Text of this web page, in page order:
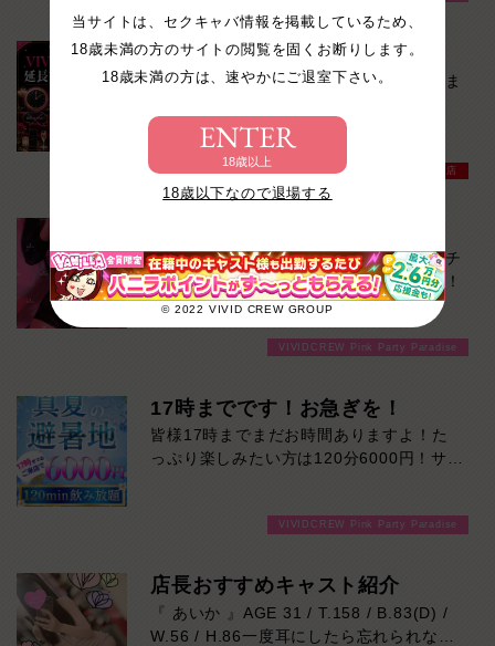
当サイトは、セクキャバ情報を掲載しているため、
18歳未満の方のサイトの閲覧を固くお断りします。
18歳未満の方は、速やかにご退室下さい。
ENTER
18歳以上
18歳以下なので退場する
© 2022 VIVID CREW GROUP
延長交渉一切無し！
「そろそろお時間ですが、延長どうされま
そんなやり取りが苦手な方へ。
VIVID CREWでは、キャバクラ特有の延長
「断りづらい…」
「女の子の前だとNOと言いにくい…」
「気づいたら予算オーバーしていた…」
そんな心配をせず、決めた時間・予算の中
余計な駆け引きはなし。
時間いっぱい楽しんだら、スッキリ終了。
初めての方にも、安心して遊んでいただけ
延長交渉一切なし。
だから最後まで気楽に楽しめます！
VIVIDCREW梅田堂山店
本日多数出勤中！お気に入りを見つけるチ
ャンスです！ご来店お待ちしております！
VIVIDCREW Pink Party Paradise
17時までです！お急ぎを！
皆様17時までまだお時間ありますよ！た
っぷり楽しみたい方は120分6000円！サク
VIVIDCREW Pink Party Paradise
店長おすすめキャスト紹介
『 あいか 』AGE 31 / T.158 / B.83(D) /
W.56 / H.86一度耳にしたら忘れられな